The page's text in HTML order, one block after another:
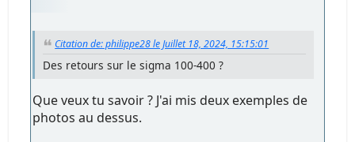
Citation de: philippe28 le Juillet 18, 2024, 15:15:01
Des retours sur le sigma 100-400 ?
Que veux tu savoir ? J'ai mis deux exemples de
photos au dessus.